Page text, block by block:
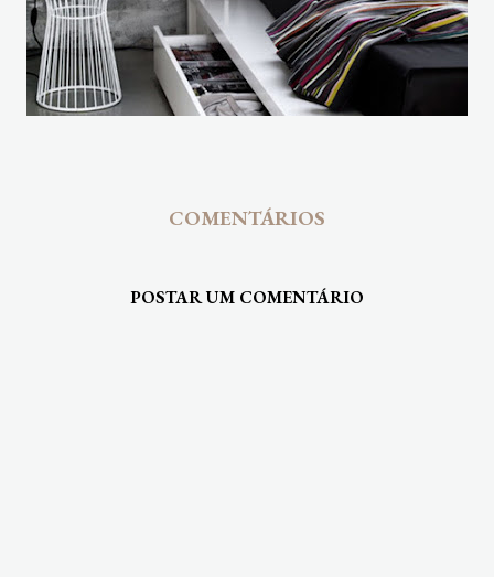
COMENTÁRIOS
POSTAR UM COMENTÁRIO